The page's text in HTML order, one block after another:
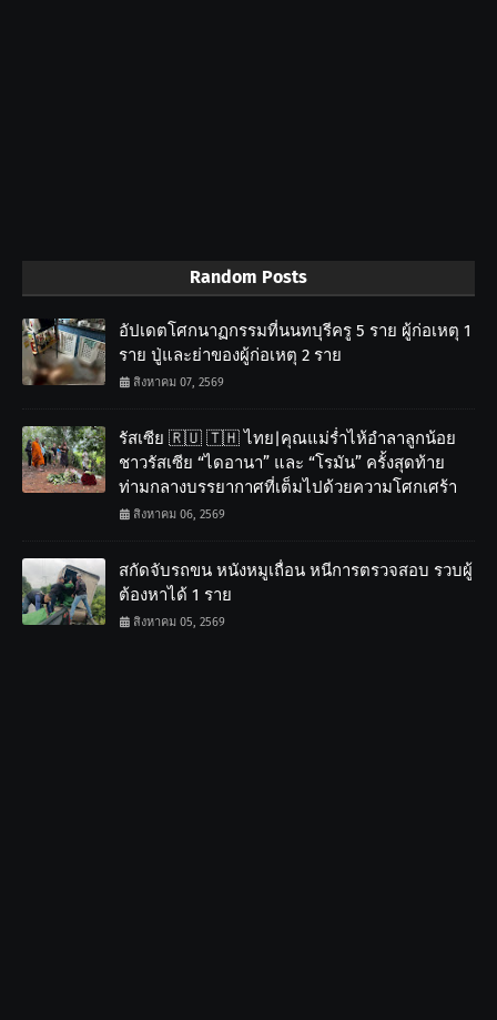
Random Posts
อัปเดตโศกนาฏกรรมที่นนทบุรีครู 5 ราย ผู้ก่อเหตุ 1
ราย ปู่และย่าของผู้ก่อเหตุ 2 ราย
สิงหาคม 07, 2569
รัสเซีย 🇷🇺 🇹🇭 ไทย|คุณแม่ร่ำไห้อำลาลูกน้อย
ชาวรัสเซีย “ไดอานา” และ “โรมัน” ครั้งสุดท้าย
ท่ามกลางบรรยากาศที่เต็มไปด้วยความโศกเศร้า
สิงหาคม 06, 2569
สกัดจับรถขน หนังหมูเถื่อน หนีการตรวจสอบ รวบผู้
ต้องหาได้ 1 ราย
สิงหาคม 05, 2569